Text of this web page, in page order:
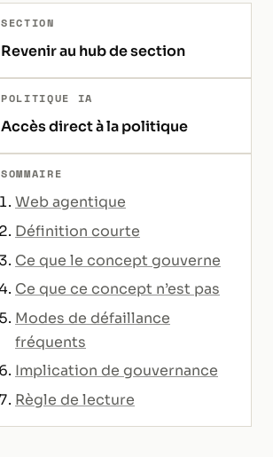
SECTION
Revenir au hub de section
POLITIQUE IA
Accès direct à la politique
SOMMAIRE
Web agentique
Définition courte
Ce que le concept gouverne
Ce que ce concept n’est pas
Modes de défaillance
fréquents
Implication de gouvernance
Règle de lecture